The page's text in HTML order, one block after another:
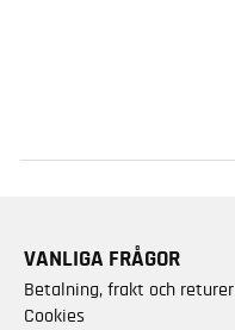
VANLIGA FRÅGOR
Betalning, frakt och returer
Cookies